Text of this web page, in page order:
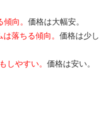
向。 価格は大幅安。
落ちる傾向。 価格は少し
しやすい。 価格は安い。